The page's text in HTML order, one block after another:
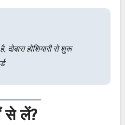
होशियारी से शुरू
से लें?